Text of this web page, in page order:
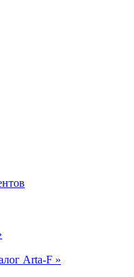
Arta-F »